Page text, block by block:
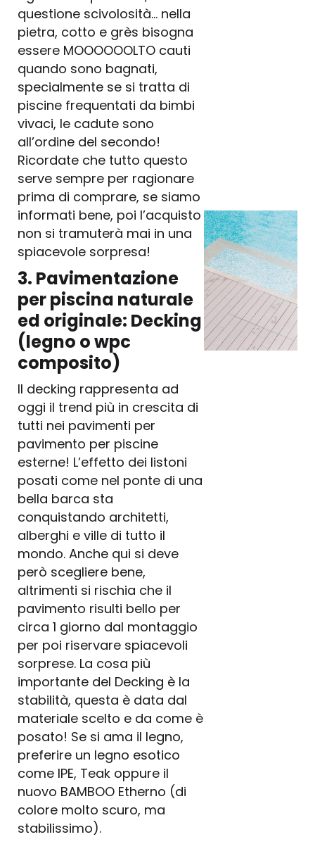
questione scivolosità… nella
pietra, cotto e grès bisogna
essere MOOOOOOLTO cauti
quando sono bagnati,
specialmente se si tratta di
piscine frequentati da bimbi
vivaci, le cadute sono
all’ordine del secondo!
Ricordate che tutto questo
serve sempre per ragionare
prima di comprare, se siamo
informati bene, poi l’acquisto
non si tramuterà mai in una
spiacevole sorpresa!
3. Pavimentazione
per piscina naturale
ed originale: Decking
(legno o wpc
composito)
Il decking rappresenta ad
oggi il trend più in crescita di
tutti nei pavimenti per
pavimento per piscine
esterne! L’effetto dei listoni
posati come nel ponte di una
bella barca sta
conquistando architetti,
alberghi e ville di tutto il
mondo. Anche qui si deve
però scegliere bene,
altrimenti si rischia che il
pavimento risulti bello per
circa 1 giorno dal montaggio
per poi riservare spiacevoli
sorprese. La cosa più
importante del Decking è la
stabilità, questa è data dal
materiale scelto e da come è
posato! Se si ama il legno,
preferire un legno esotico
come IPE, Teak oppure il
nuovo BAMBOO Etherno (di
colore molto scuro, ma
stabilissimo).